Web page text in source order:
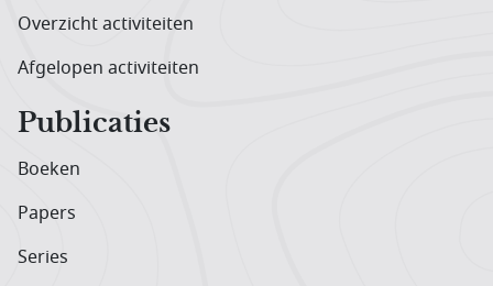
Overzicht activiteiten
Afgelopen activiteiten
Publicaties
Boeken
Papers
Series